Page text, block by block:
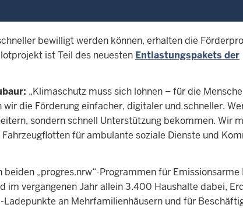
bewilligt werden können, erhalten die
ist Teil des neuesten Entlastungspakets der
„Klimaschutz muss sich lohnen – für die
die Förderung einfacher, digitaler und schneller.
sondern schnell Unterstützung bekommen. Wir
für ambulante soziale Dienste und
„progres.nrw“-Programmen für
vergangenen Jahr allein 3.400 Haushalte dabei,
an Mehrfamilienhäusern und für